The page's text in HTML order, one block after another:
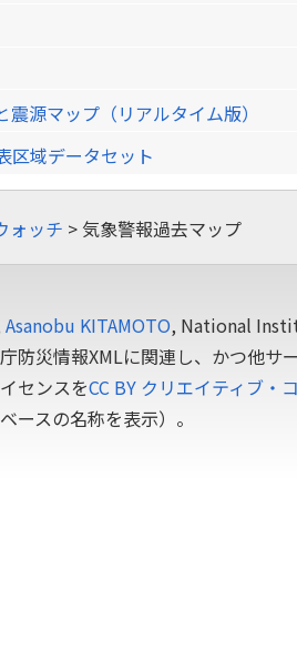
源マップ（リアルタイム版）
区域データセット
ォッチ > 気象警報過去マップ
Asanobu KITAMOTO, National
防災情報XMLに関連し、かつ他サ
センスをCC BY クリエイティブ・
ースの名称を表示）。